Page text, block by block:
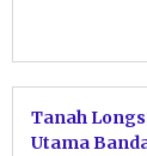
Tanah
Utama